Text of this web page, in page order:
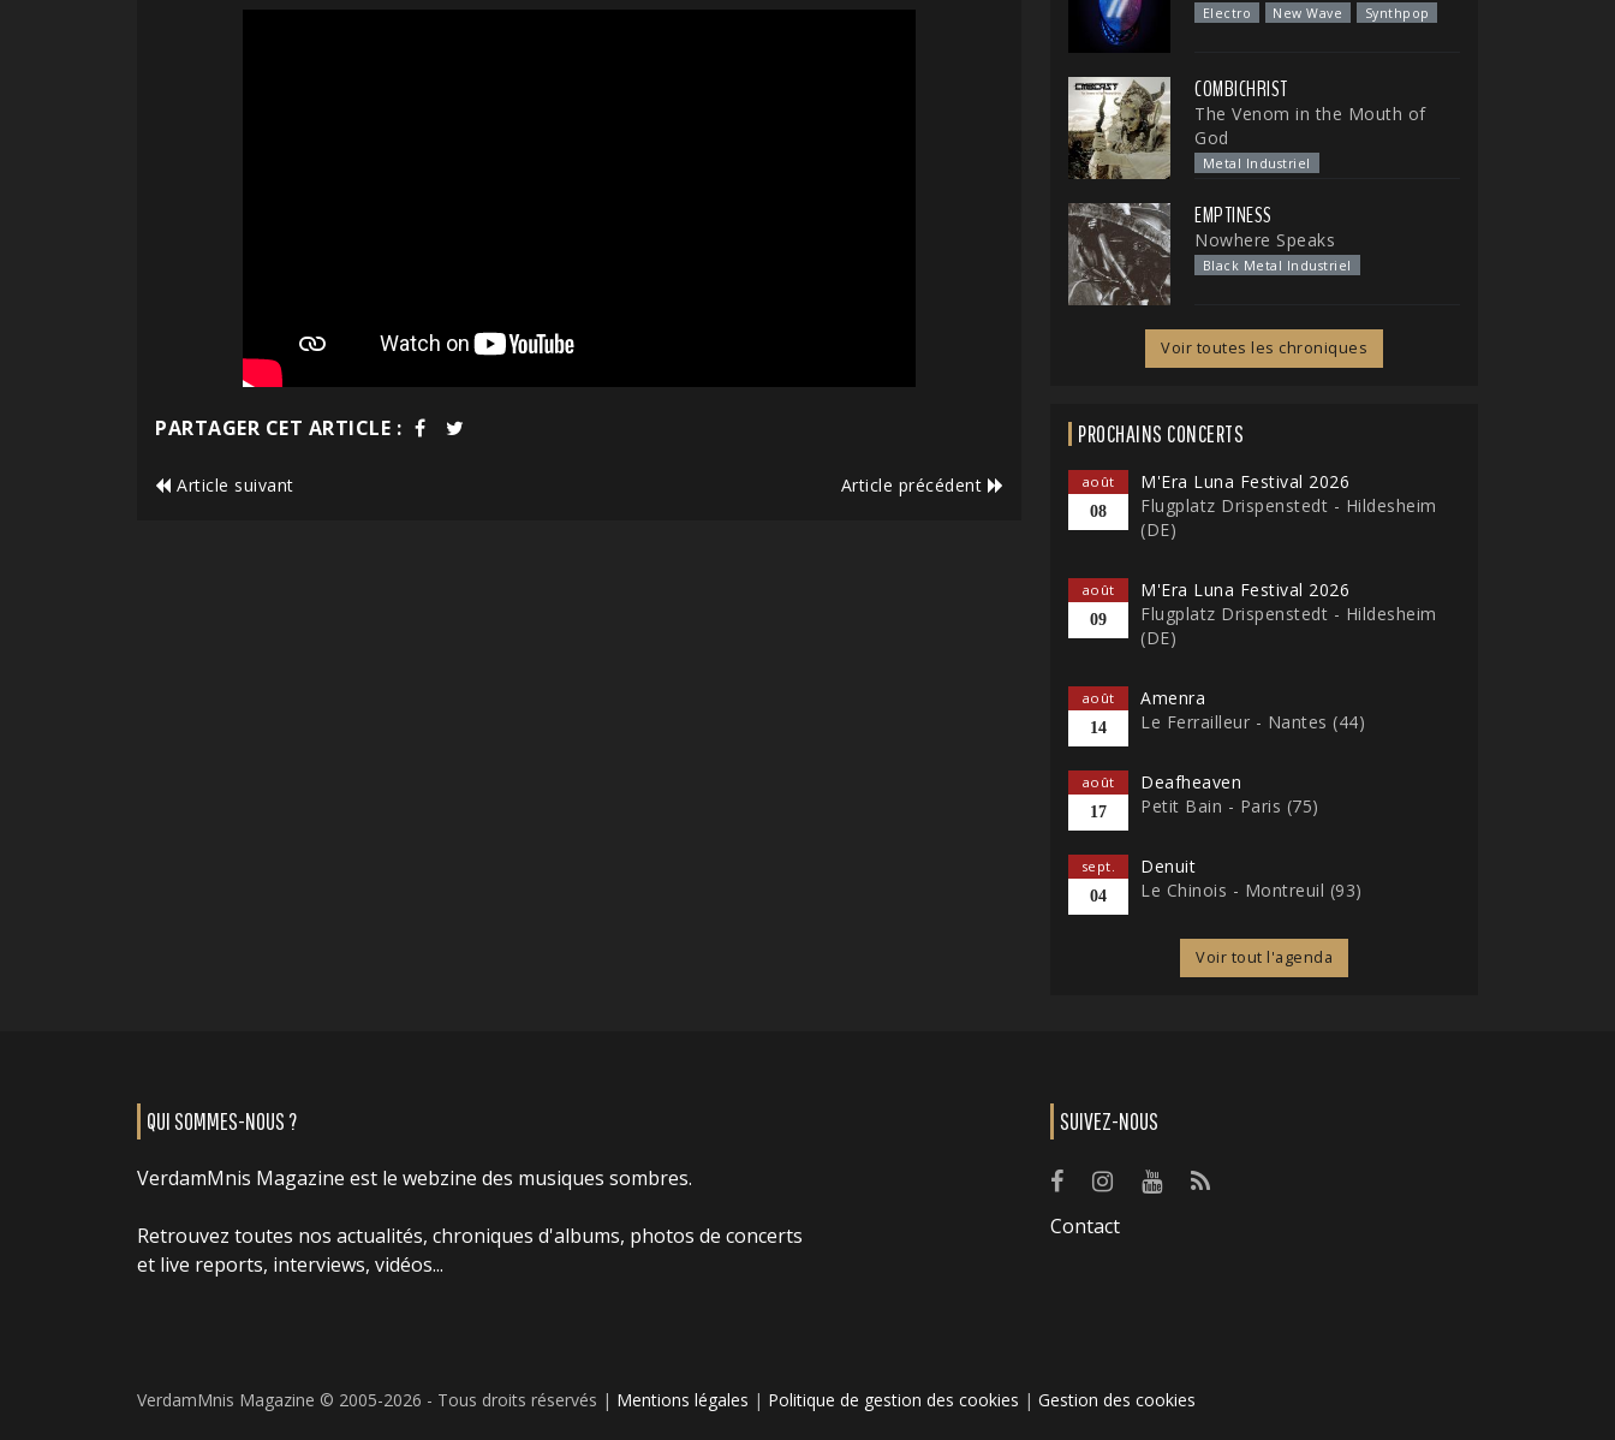
PARTAGER CET ARTICLE :
Article suivant Article précédent
Electro New Wave Synthpop
COMBICHRIST
The Venom in the Mouth of
God
Metal Industriel
EMPTINESS
Nowhere Speaks
Black Metal Industriel
Voir toutes les chroniques
PROCHAINS CONCERTS
août
08
M'Era Luna Festival 2026
Flugplatz Drispenstedt - Hildesheim
(DE)
août
09
M'Era Luna Festival 2026
Flugplatz Drispenstedt - Hildesheim
(DE)
août
14
Amenra
Le Ferrailleur - Nantes (44)
août
17
Deafheaven
Petit Bain - Paris (75)
sept.
04
Denuit
Le Chinois - Montreuil (93)
Voir tout l'agenda
QUI SOMMES-NOUS ?
VerdamMnis Magazine est le webzine des musiques sombres.
Retrouvez toutes nos actualités, chroniques d'albums, photos de concerts
et live reports, interviews, vidéos...
SUIVEZ-NOUS
Contact
VerdamMnis Magazine © 2005-2026 - Tous droits réservés | Mentions légales | Politique de gestion des cookies | Gestion des cookies